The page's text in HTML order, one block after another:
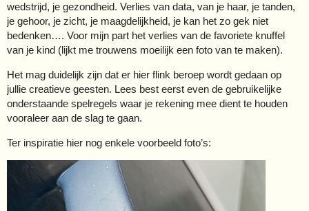
wedstrijd, je gezondheid. Verlies van data, van je haar, je tanden,
je gehoor, je zicht, je maagdelijkheid, je kan het zo gek niet
bedenken…. Voor mijn part het verlies van de favoriete knuffel
van je kind (lijkt me trouwens moeilijk een foto van te maken).
Het mag duidelijk zijn dat er hier flink beroep wordt gedaan op
jullie creatieve geesten. Lees best eerst even de gebruikelijke
onderstaande spelregels waar je rekening mee dient te houden
vooraleer aan de slag te gaan.
Ter inspiratie hier nog enkele voorbeeld foto’s: